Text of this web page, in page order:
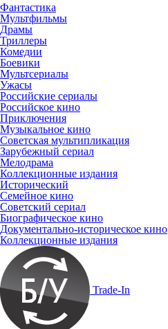
Фантастика
Мультфильмы
Драмы
Триллеры
Комедии
Боевики
Мультсериалы
Ужасы
Российские сериалы
Российское кино
Приключения
Музыкальное кино
Советская мультипликация
Зарубежный сериал
Мелодрама
Коллекционные издания
Исторический
Семейное кино
Советский сериал
Биографическое кино
Документально-историческое кино
Коллекционные издания
Trade-In